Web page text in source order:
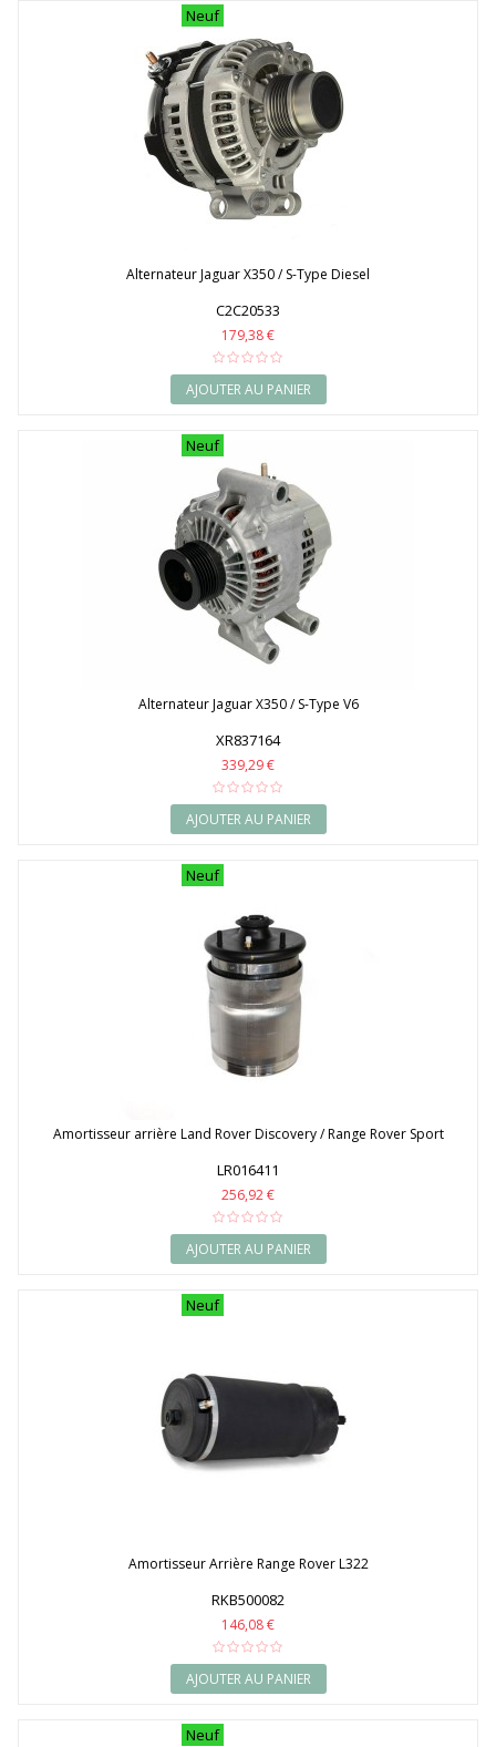
Neuf
Alternateur Jaguar X350 / S-Type Diesel
C2C20533
179,38 €
AJOUTER AU PANIER
Neuf
Alternateur Jaguar X350 / S-Type V6
XR837164
339,29 €
AJOUTER AU PANIER
Neuf
Amortisseur arrière Land Rover Discovery / Range Rover Sport
LR016411
256,92 €
AJOUTER AU PANIER
Neuf
Amortisseur Arrière Range Rover L322
RKB500082
146,08 €
AJOUTER AU PANIER
Neuf